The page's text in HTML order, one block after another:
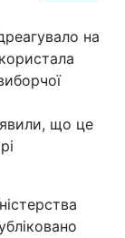
на
що це